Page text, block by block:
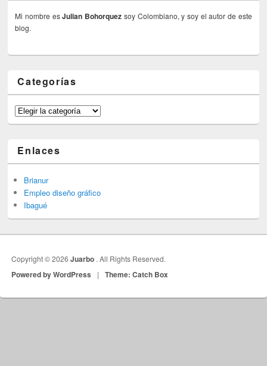
Mi nombre esJulian Bohorquez soy Colombiano, y soy el autor de este
blog.
Categorías
Categorías
Enlaces
Brianur
Empleo diseño gráfico
Ibagué
Copyright © 2026Juarbo . All Rights Reserved.
Powered by WordPress | Theme: Catch Box